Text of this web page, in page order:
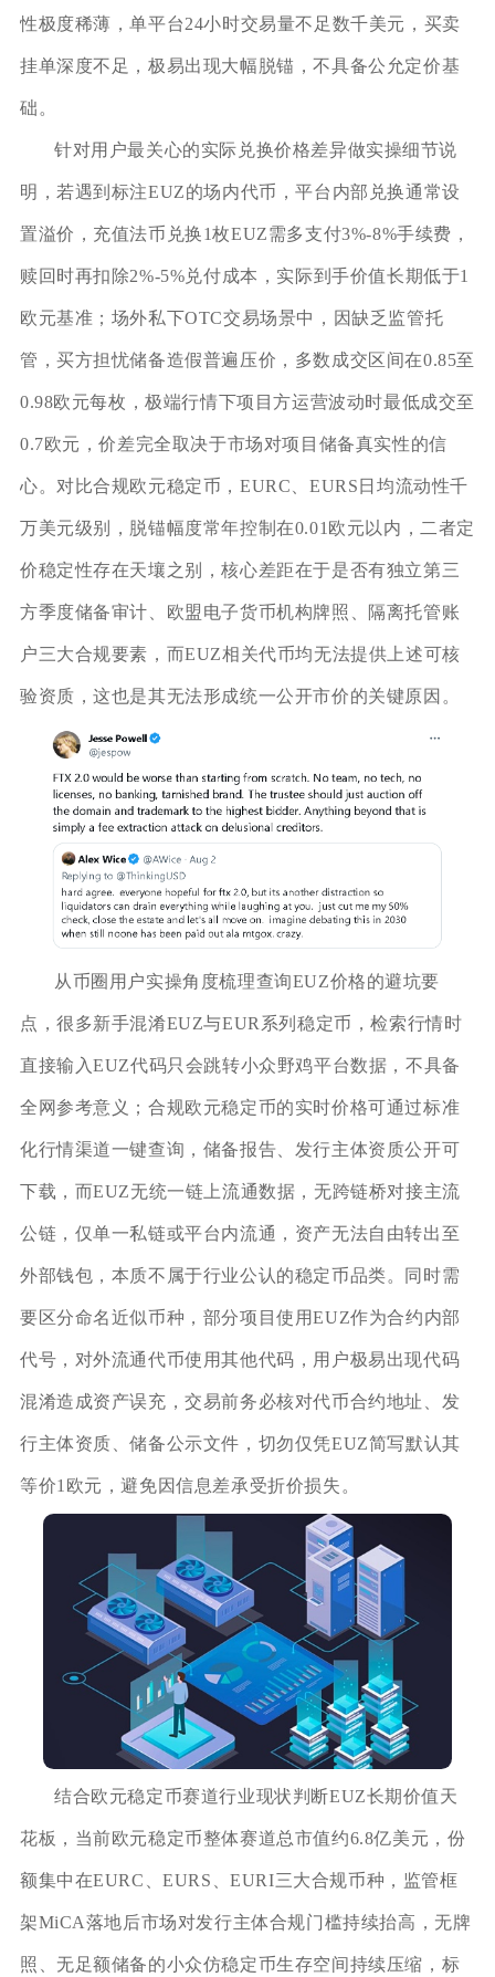
性极度稀薄，单平台24小时交易量不足数千美元，买卖
挂单深度不足，极易出现大幅脱锚，不具备公允定价基
础。
针对用户最关心的实际兑换价格差异做实操细节说
明，若遇到标注EUZ的场内代币，平台内部兑换通常设
置溢价，充值法币兑换1枚EUZ需多支付3%-8%手续费，
赎回时再扣除2%-5%兑付成本，实际到手价值长期低于1
欧元基准；场外私下OTC交易场景中，因缺乏监管托
管，买方担忧储备造假普遍压价，多数成交区间在0.85至
0.98欧元每枚，极端行情下项目方运营波动时最低成交至
0.7欧元，价差完全取决于市场对项目储备真实性的信
心。对比合规欧元稳定币，EURC、EURS日均流动性千
万美元级别，脱锚幅度常年控制在0.01欧元以内，二者定
价稳定性存在天壤之别，核心差距在于是否有独立第三
方季度储备审计、欧盟电子货币机构牌照、隔离托管账
户三大合规要素，而EUZ相关代币均无法提供上述可核
验资质，这也是其无法形成统一公开市价的关键原因。
从币圈用户实操角度梳理查询EUZ价格的避坑要
点，很多新手混淆EUZ与EUR系列稳定币，检索行情时
直接输入EUZ代码只会跳转小众野鸡平台数据，不具备
全网参考意义；合规欧元稳定币的实时价格可通过标准
化行情渠道一键查询，储备报告、发行主体资质公开可
下载，而EUZ无统一链上流通数据，无跨链桥对接主流
公链，仅单一私链或平台内流通，资产无法自由转出至
外部钱包，本质不属于行业公认的稳定币品类。同时需
要区分命名近似币种，部分项目使用EUZ作为合约内部
代号，对外流通代币使用其他代码，用户极易出现代码
混淆造成资产误充，交易前务必核对代币合约地址、发
行主体资质、储备公示文件，切勿仅凭EUZ简写默认其
等价1欧元，避免因信息差承受折价损失。
结合欧元稳定币赛道行业现状判断EUZ长期价值天
花板，当前欧元稳定币整体赛道总市值约6.8亿美元，份
额集中在EURC、EURS、EURI三大合规币种，监管框
架MiCA落地后市场对发行主体合规门槛持续抬高，无牌
照、无足额储备的小众仿稳定币生存空间持续压缩，标